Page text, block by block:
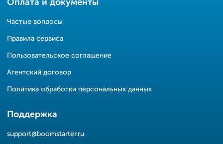
Оплата и документы
Частые вопросы
Правила сервиса
Пользовательское соглашение
Агентский договор
Политика обработки персональных данных
Поддержка
support@boomstarter.ru